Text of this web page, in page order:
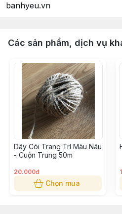
banhyeu.vn
Các sản phẩm, dịch vụ
Dây Cói Trang Trí Màu Nâu
- Cuộn Trung 50m
20.000đ
Chọn mua